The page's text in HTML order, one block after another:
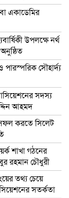
একাডেমির
উপলক্ষে নর্থ
পারস্পরিক সৌহার্দ্য
সদস্য
আহমদ
করতে সিলেট
শাখা গঠনের
রহমান চৌধুরী
তথ্য চেয়ে
সতর্কতা